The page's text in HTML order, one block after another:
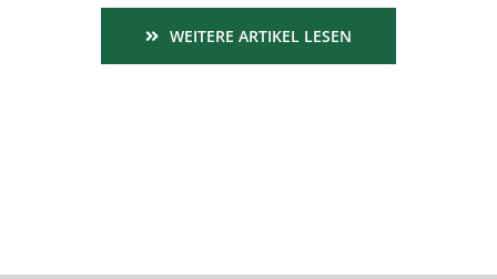
WEITERE ARTIKEL LESEN